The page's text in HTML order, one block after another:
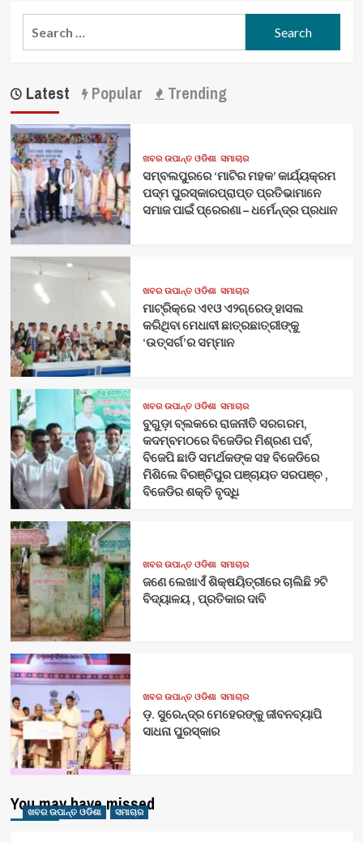
Latest Popular Trending
ଖବର ଉପାନ୍ତ ଓଡିଶା ସମାଚାର
ସମ୍ବଲପୁରରେ ‘ମାଟିର ମହକ’ କାର୍ଯ୍ୟକ୍ରମ
ପଦ୍ମ ପୁରସ୍କାରପ୍ରାପ୍ତ ପ୍ରତିଭାମାନେ
ସମାଜ ପାଇଁ ପ୍ରେରଣା – ଧର୍ମେନ୍ଦ୍ର ପ୍ରଧାନ
ଖବର ଉପାନ୍ତ ଓଡିଶା ସମାଚାର
ମାଟ୍ରିକ୍‌ରେ ଏ୧ଓ ଏ୨ଗ୍ରେଡ୍‌ ହାସଲ
କରିଥିବା ମେଧାବୀ ଛାତ୍ରଛାତ୍ରୀଙ୍କୁ
‘ଉତ୍ସର୍ଗ’ର ସମ୍ମାନ
ଖବର ଉପାନ୍ତ ଓଡିଶା ସମାଚାର
ବୁଗୁଡ଼ା ବ୍ଲକରେ ରାଜନୀତି ସରଗରମ,
କଦମ୍ବମଠରେ ବିଜେଡିର ମିଶ୍ରଣ ପର୍ବ,
ବିଜେପି ଛାଡି ସମର୍ଥକଙ୍କ ସହ ବିଜେଡିରେ
ମିଶିଲେ ବିରଞ୍ଚିପୁର ପଞ୍ଚାୟତ ସରପଞ୍ଚ ,
ବିଜେଡିର ଶକ୍ତି ବୃଦ୍ଧି
ଖବର ଉପାନ୍ତ ଓଡିଶା ସମାଚାର
ଜଣେ ଲେଖାଏଁ ଶିକ୍ଷୟିତ୍ରୀରେ ଚାଲିଛି ୨ଟି
ବିଦ୍ୟାଳୟ , ପ୍ରତିକାର ଦାବି
ଖବର ଉପାନ୍ତ ଓଡିଶା ସମାଚାର
ଡ଼. ସୁରେନ୍ଦ୍ର ମେହେରଙ୍କୁ ଜୀବନବ୍ୟାପି
ସାଧନା ପୁରସ୍କାର
You may have missed
ଖବର ଉପାନ୍ତ ଓଡିଶା ସମାଚାର